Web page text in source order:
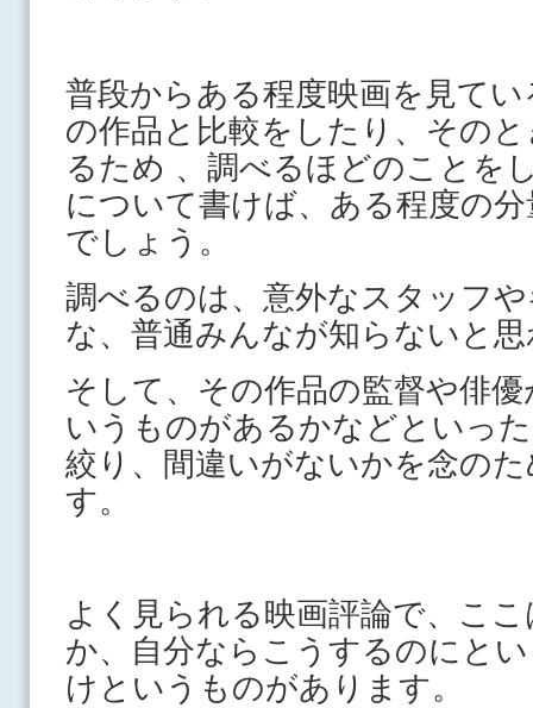
普段からある程度映画を見て
の作品と比較をしたり、その
るため 、調べるほどのことを
について書けば、ある程度の
でしょう。
調べるのは、意外なスタッフ
な、普通みんなが知らないと
そして、その作品の監督や俳
いうものがあるかなどといっ
絞り、間違いがないかを念の
す。
よく見られる映画評論で、こ
か、自分ならこうするのにと
けというものがあります。